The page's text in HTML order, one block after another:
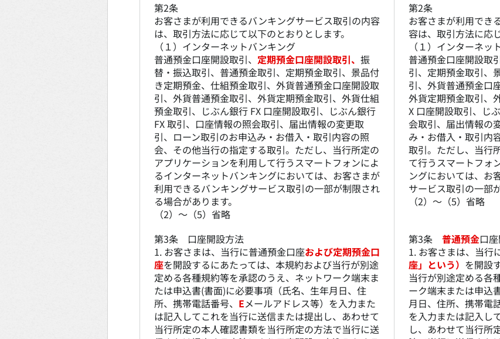
第2条
お客さまが利用できるバンキングサービス取引の内容
は、取引方法に応じて以下のとおりとします。
（１）インターネットバンキング
普通預金口座開設取引、 定期預金口座開設取引、 振
替・振込取引、普通預金取引、定期預金取引、景品付
き定期預金、仕組預金取引、外貨普通預金口座開設取
引、外貨普通預金取引、外貨定期預金取引、外貨仕組
預金取引、じぶん銀行 FX 口座開設取引、じぶん銀行
FX 取引、口座情報の照会取引、届出情報の変更取
引、ローン取引のお申込み・お借入・取引内容の照
会、その他当行の指定する取引。ただし、当行所定の
アプリケーションを利用して行うスマートフォンによ
るインターネットバンキングにおいては、お客さまが
利用できるバンキングサービス取引の一部が制限され
る場合があります。
（2）～（5）省略
第3条 口座開設方法
1. お客さまは、当行に普通預金口座および定期預金口
座を開設するにあたっては、本規約および当行が別途
定める各種規約等を承認のうえ、ネットワーク端末ま
たは申込書(書面)に必要事項（氏名、生年月日、住
所、携帯電話番号、 Eメールアドレス等）を入力また
は記入してこれを当行に送信または提出し、あわせて
当行所定の本人確認書類を当行所定の方法で当行に送
第2条
お客さまが利用でき
容は、取引方法に応
（１）インターネッ
普通預金口座開設取
引、定期預金取引、
引、外貨普通預金口
外貨定期預金取引、
X 口座開設取引、じ
会取引、届出情報の
み・お借入・取引内
取引。ただし、当行
て行うスマートフォ
ングにおいては、お
サービス取引の一部
（2）～（5）省略
第3条 普通預金口
1. お客さまは、当行
座」という） を開設
当行が別途定める各
ーク端末または申込
月日、住所、携帯電
を入力または記入し
し、あわせて当行所